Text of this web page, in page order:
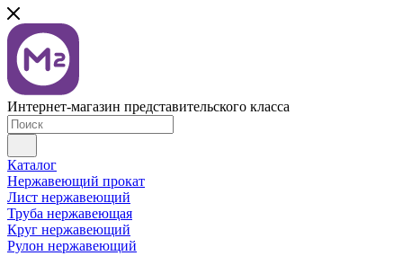
Интернет-магазин представительского класса
Каталог
Нержавеющий прокат
Лист нержавеющий
Труба нержавеющая
Круг нержавеющий
Рулон нержавеющий